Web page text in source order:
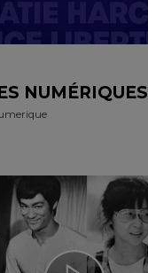
NUMÉRIQUES